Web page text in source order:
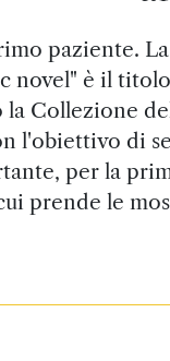
paziente.
novel" è il
la Collezione
l'obiettivo di
per la
prende le